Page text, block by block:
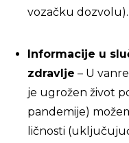
vozačku dozvolu).
Informacije u
zdravlje – U
je ugrožen život
pandemije)
ličnosti